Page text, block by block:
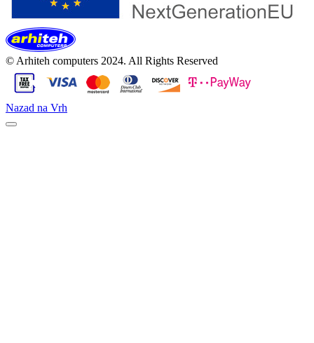
© Arhiteh computers 2024. All Rights Reserved
Nazad na Vrh